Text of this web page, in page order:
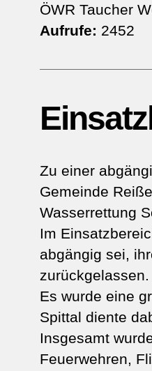
ÖWR Taucher
Aufrufe: 2452
Zu einer
Gemeinde
Wasserrettung
Im
abgängig sei,
zurückgelassen.
Es wurde eine
Spittal diente
Insgesamt
Feuerwehren,